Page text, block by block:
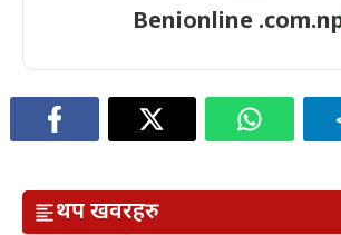
Benionline
थप खवरहरु